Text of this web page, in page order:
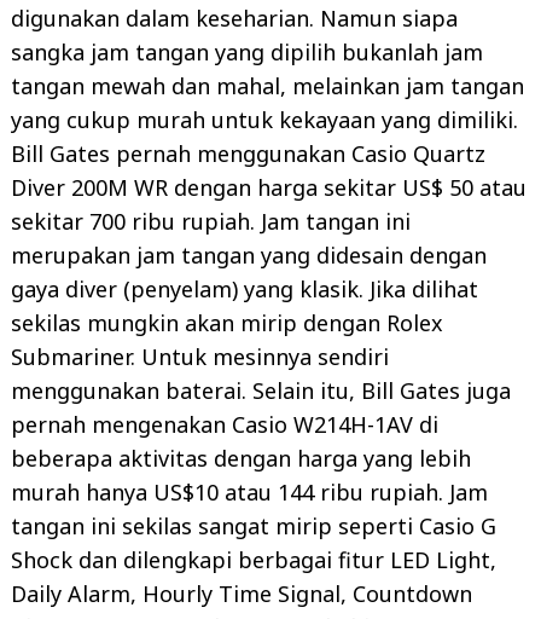
digunakan dalam keseharian. Namun siapa
sangka jam tangan yang dipilih bukanlah jam
tangan mewah dan mahal, melainkan jam tangan
yang cukup murah untuk kekayaan yang dimiliki.
Bill Gates pernah menggunakan Casio Quartz
Diver 200M WR dengan harga sekitar US$ 50 atau
sekitar 700 ribu rupiah. Jam tangan ini
merupakan jam tangan yang didesain dengan
gaya diver (penyelam) yang klasik. Jika dilihat
sekilas mungkin akan mirip dengan Rolex
Submariner. Untuk mesinnya sendiri
menggunakan baterai. Selain itu, Bill Gates juga
pernah mengenakan Casio W214H-1AV di
beberapa aktivitas dengan harga yang lebih
murah hanya US$10 atau 144 ribu rupiah. Jam
tangan ini sekilas sangat mirip seperti Casio G
Shock dan dilengkapi berbagai fitur LED Light,
Daily Alarm, Hourly Time Signal, Countdown